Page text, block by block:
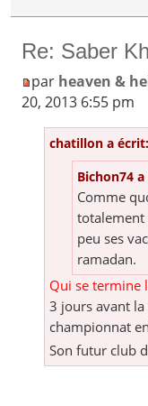
Re: Saber
par heaven &
20, 2013 6:55 pm
chatillon a écrit:
Bichon74
Comme
totalement
peu ses
ramadan.
Qui se termine
3 jours avant
championnat
Son futur club